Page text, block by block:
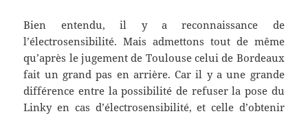
Bien entendu, il y a reconnaissance de
l’électrosensibilité. Mais admettons tout de même
qu’après le jugement de Toulouse celui de Bordeaux
fait un grand pas en arrière. Car il y a une grande
différence entre la possibilité de refuser la pose du
Linky en cas d’électrosensibilité, et celle d’obtenir